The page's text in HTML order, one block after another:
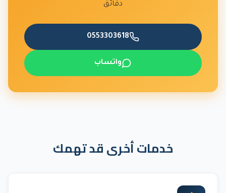
دقائق
0553303618
واتساب
خدمات أخرى قد تهمك